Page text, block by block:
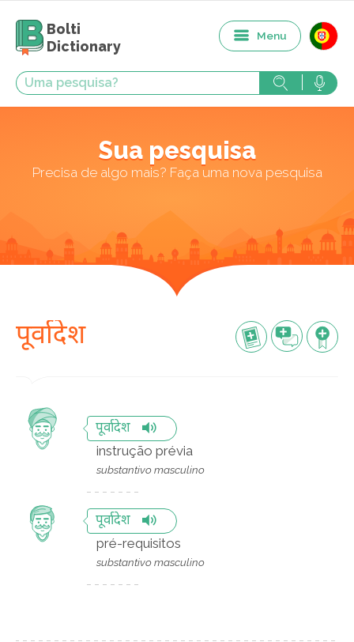
Bolti
Dictionary
Menu
Sua pesquisa
Precisa de algo mais? Faça uma nova pesquisa
पूर्वादेश
पूर्वादेश
instrução prévia
substantivo masculino
पूर्वादेश
pré-requisitos
substantivo masculino